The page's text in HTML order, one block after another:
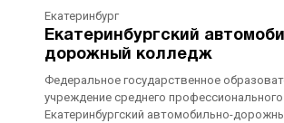
Екатеринбург
Екатеринбургский
дорожный колледж
Федеральное государственное
учреждение среднего
Екатеринбургский автомобильно-